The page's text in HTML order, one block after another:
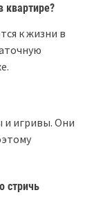
к жизни в
и игривы. Они
стричь